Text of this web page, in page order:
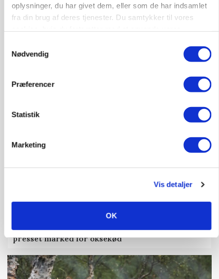
oplysninger, du har givet dem, eller som de har indsamlet
fra din brug af deres tjenester. Du samtykker til vores
Nødvendig
Præferencer
Statistik
Marketing
Vis detaljer
OK
Annonce
Uændret notering: Spæde lyspunkter i fortsat
presset marked for oksekød